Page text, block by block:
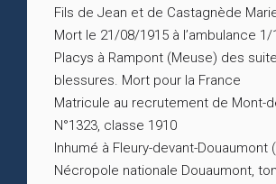
Fils de Jean et de Castagnède
Mort le 21/08/1915 à l’ambulance 1/
Placys à Rampont (Meuse) des
blessures. Mort pour la France
Matricule au recrutement de Mont-
N°1323, classe 1910
Inhumé à Fleury-devant-Douaumont
Nécropole nationale Douaumont,